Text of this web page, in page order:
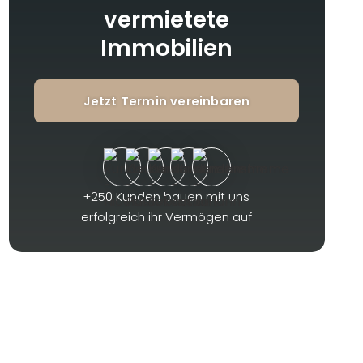
vermietete
Immobilien
Jetzt Termin vereinbaren
+250 Kunden bauen mit uns
erfolgreich ihr Vermögen auf